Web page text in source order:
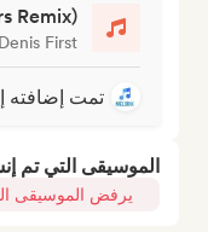
Remix)
Denis First
تمت إضافته
الموسيقى التي تم
يرفض الموسيقى